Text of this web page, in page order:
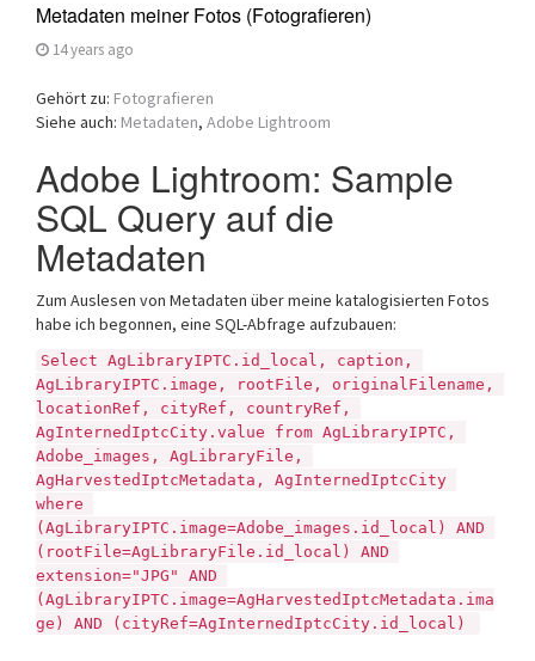
Metadaten meiner Fotos (Fotografieren)
14 years ago
Gehört zu: Fotografieren
Siehe auch: Metadaten, Adobe Lightroom
Adobe Lightroom: Sample
SQL Query auf die
Metadaten
Zum Auslesen von Metadaten über meine katalogisierten Fotos
habe ich begonnen, eine SQL-Abfrage aufzubauen:
Select AgLibraryIPTC.id_local, caption,
AgLibraryIPTC.image, rootFile, originalFilename,
locationRef, cityRef, countryRef,
AgInternedIptcCity.value from AgLibraryIPTC,
Adobe_images, AgLibraryFile,
AgHarvestedIptcMetadata, AgInternedIptcCity
where
(AgLibraryIPTC.image=Adobe_images.id_local) AND
(rootFile=AgLibraryFile.id_local) AND
extension="JPG" AND
(AgLibraryIPTC.image=AgHarvestedIptcMetadata.ima
ge) AND (cityRef=AgInternedIptcCity.id_local)